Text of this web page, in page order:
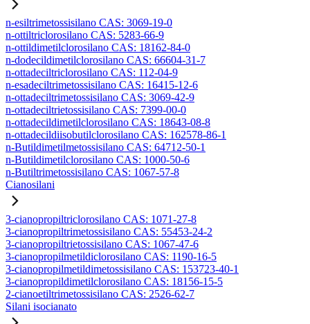
n-esiltrimetossisilano CAS: 3069-19-0
n-ottiltriclorosilano CAS: 5283-66-9
n-ottildimetilclorosilano CAS: 18162-84-0
n-dodecildimetilclorosilano CAS: 66604-31-7
n-ottadeciltriclorosilano CAS: 112-04-9
n-esadeciltrimetossisilano CAS: 16415-12-6
n-ottadeciltrimetossisilano CAS: 3069-42-9
n-ottadeciltrietossisilano CAS: 7399-00-0
n-ottadecildimetilclorosilano CAS: 18643-08-8
n-ottadecildiisobutilclorosilano CAS: 162578-86-1
n-Butildimetilmetossisilano CAS: 64712-50-1
n-Butildimetilclorosilano CAS: 1000-50-6
n-Butiltrimetossisilano CAS: 1067-57-8
Cianosilani
3-cianopropiltriclorosilano CAS: 1071-27-8
3-cianopropiltrimetossisilano CAS: 55453-24-2
3-cianopropiltrietossisilano CAS: 1067-47-6
3-cianopropilmetildiclorosilano CAS: 1190-16-5
3-cianopropilmetildimetossisilano CAS: 153723-40-1
3-cianopropildimetilclorosilano CAS: 18156-15-5
2-cianoetiltrimetossisilano CAS: 2526-62-7
Silani isocianato